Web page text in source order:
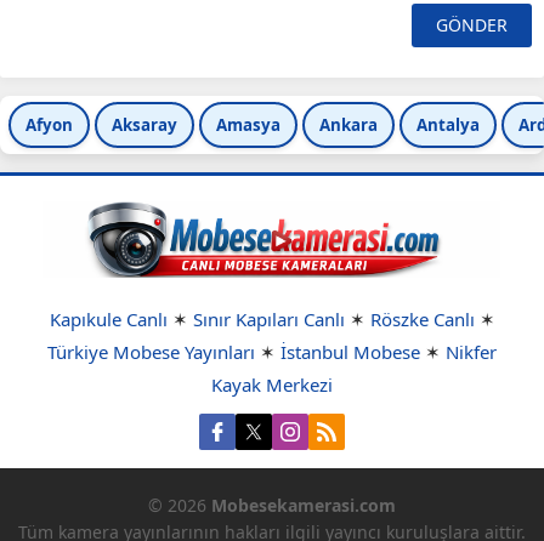
Afyon Aksaray Amasya Ankara Antalya
Kapıkule Canlı ✶ Sınır Kapıları Canlı ✶ Röszke Canlı ✶
Türkiye Mobese Yayınları ✶ İstanbul Mobese ✶ Nikfer
Kayak Merkezi
© 2026 Mobesekamerasi.com
Tüm kamera yayınlarının hakları ilgili yayıncı kuruluşlara aittir.